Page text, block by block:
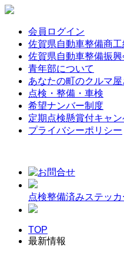
会員ログイン
佐賀県自動車整備商
佐賀県自動車整備振
青年部について
あなたの町のクルマ屋
点検・整備・車検
希望ナンバー制度
定期点検懸賞付キャ
プライバシーポリシー
点検整備済みステッカ
TOP
最新情報